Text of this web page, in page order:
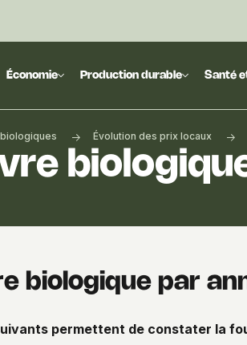
Économie Production durable Santé
Évolution des prix locaux
biologique par
permettent de constater la